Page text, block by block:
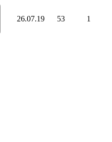
26.07.19 53 1